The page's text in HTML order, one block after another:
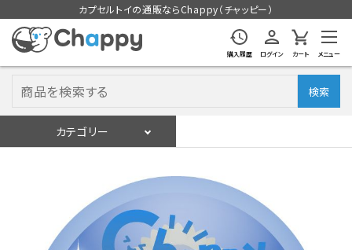
カプセルトイの通販ならChappy（チャッピー）
購入履歴 ログイン カート メニュー
検索
カテゴリー
入荷スケジュールをチェック